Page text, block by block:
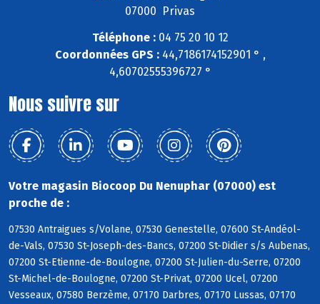
07000 Privas
Téléphone :04 75 20 10 12
Coordonnées GPS :44,7186174152901 ° ,
4,60702555396727 °
Nous suivre sur
Votre magasin Biocoop Du Nenuphar (07000) est
proche de :
07530 Antraigues s/Volane, 07530 Genestelle, 07600 St-Andéol-
de-Vals, 07530 St-Joseph-des-Bancs, 07200 St-Didier s/s Aubenas,
07200 St-Etienne-de-Boulogne, 07200 St-Julien-du-Serre, 07200
St-Michel-de-Boulogne, 07200 St-Privat, 07200 Ucel, 07200
Vesseaux, 07580 Berzème, 07170 Darbres, 07170 Lussas, 07170